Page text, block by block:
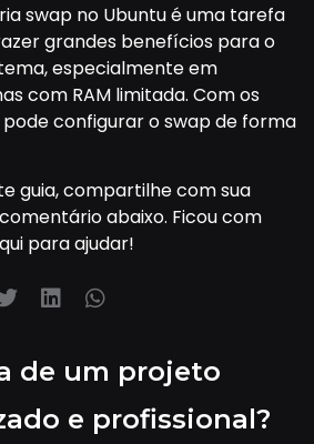
swap no Ubuntu é uma tarefa
grandes benefícios para o
especialmente em
com RAM limitada. Com os
configurar o swap de forma
guia, compartilhe com sua
abaixo. Ficou com
para ajudar!
de um projeto
e profissional?